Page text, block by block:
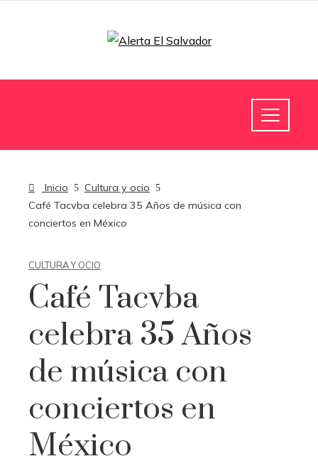
Inicio
Cultura y ocio
Café Tacvba celebra 35 Años de música con
conciertos en México
CULTURA Y OCIO
Café Tacvba
celebra 35 Años
de música con
conciertos en
México